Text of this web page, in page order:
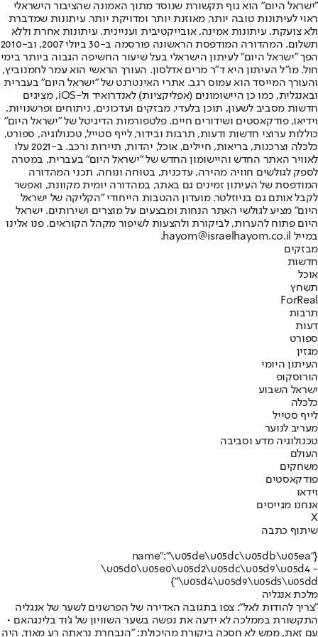
"ישראל היום" הוא גוף תקשורת שנוסד מתוך האמונה שהציבור הישראלי
ראוי לעיתונות טובה יותר, מאוזנת יותר ומדויקת יותר. עיתונות שמדברת
ולא צועקת. עיתונות אמינה, אובייקטיבית ועניינית. עיתונות אחרת וללא
תשלום. המהדורה המודפסת הראשונה פורסמה ב-30 ביולי 2007, וב-2010
הפך "ישראל היום" לעיתון הישראלי בעל שיעור החשיפה הגבוה ביותר בימי
חול. מו"ל העיתון היא ד"ר מרים אדלסון. העורך הראשי הוא עמר לחמנוביץ,
והעורך המייסד הוא עמוס רגב. אתרי האינטרנט של "ישראל היום" בעברית
ובאנגלית, כמו כן היישומונים (אפליקציות) לאנדרואיד ול-iOS, מציגים
חדשות מסביב לשעון, תוכן בלעדי, מבזקים ועדכונים, ניתוחים ופרשנויות,
וידיאו, פודקאסטים ושידורים חיים. פלטפורמות הדיגיטל של "ישראל היום"
כוללות ערוצי חדשות ודעות, תרבות ובידור, לייף סטייל, טכנולוגיה, ספורט,
כלכלה וצרכנות, בריאות, חיילים, אוכל, יהדות, תיירות ורכב. ב-2021 עלו
לאוויר האתר החדש והיישומון החדש של "ישראל היום" בעברית, במטרה
לספק לגולשים חוויה מהירה, עדכנית, בטוחה ונוחה. תכני המהדורה
המודפסת של העיתון זמינים גם באתר, במהדורה יומית מקוונת, ואפשר
לקבל אותם גם בניוזלטר. מועדון ההטבות הייחודי "הקליקה של ישראל
היום" מציע לגולשי האתר הנחות ומבצעים על מוצרים ושירותים. ישראל
היום פתוח להערות, לביקורת ולהצעות לשיפור מקהל הקוראים. פנו אלינו
במייל hayom@israelhayom.co.il.
מבזקים
חדשות
אוכל
תשחץ
ForReal
תרבות
דעות
ספורט
מגזין
העיתון היומי
הורוסקופ
ישראל השבוע
כלכלה
לייף סטייל
מעריב לנוער
טכנולוגיה מדע וסביבה
העולם
משחקים
פודקאסטים
וידאו
אנחנו מגייסים
X
שיתוף כתבה
{"name":"\u05de\u05dc\u05db\u05ea
\u05d0\u05e0\u05d2\u05dc\u05d9\u05d4 -
\u05d4\u05d9\u05d5\u05dd"}
מלכת אנגליה
"צריך להודות לאל": צפו בתגובה האדירה של הפרשנים לשער של אנגליה
התקשורת בממלכה לא ידעה את נפשה בשער השוויון של ג'וד בלינגהאם •
עם זאת, ממש לא חסכה ביקורת מהיכולת: "הנבחרת נראתה רע מאוד, היה